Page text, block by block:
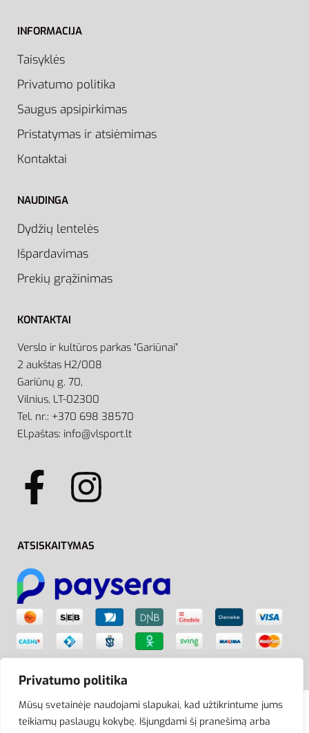
Privatumo politika
Mūsų svetainėje naudojami slapukai, kad užtikrintume jums
teikiamų paslaugų kokybę. Išjungdami šį pranešimą arba
INFORMACIJA
Taisyklės
Privatumo politika
Saugus apsipirkimas
Pristatymas ir atsiėmimas
Kontaktai
NAUDINGA
Dydžių lentelės
Išpardavimas
Prekių grąžinimas
KONTAKTAI
Verslo ir kultūros parkas “Gariūnai”
2 aukštas H2/008
Gariūnų g. 70,
Vilnius, LT-02300
Tel. nr.: +370 698 38570
El.paštas: info@vlsport.lt
ATSISKAITYMAS
© VLSport. 2026. Visos teisės saugomos.